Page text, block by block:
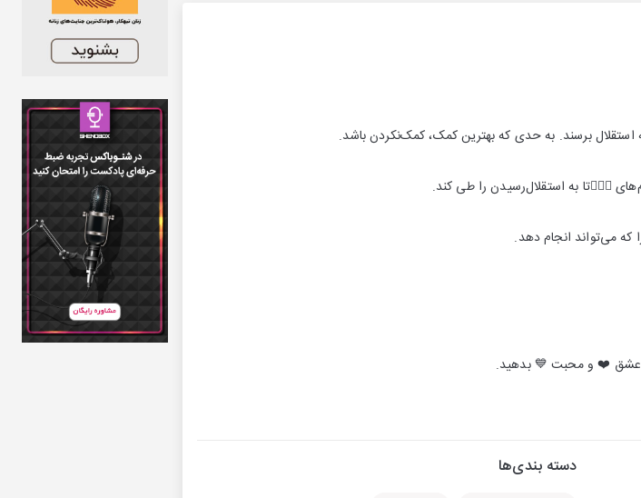
برسند. به حدی که بهترین کمک، کمک‌نکردن باشد.
دسته بندی‌ها